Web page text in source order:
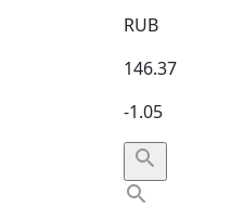
RUB
146.37
-1.05